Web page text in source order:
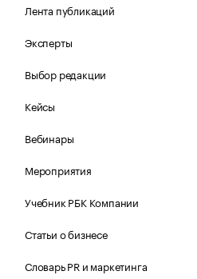
Лента публикаций
Эксперты
Выбор редакции
Кейсы
Вебинары
Мероприятия
Учебник РБК Компании
Статьи о бизнесе
Словарь PR и маркетинга